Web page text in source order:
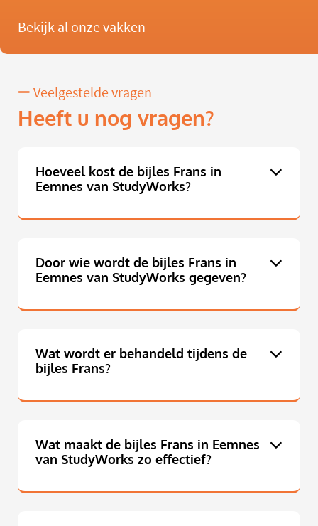
Bekijk al onze vakken
Veelgestelde vragen
Heeft u nog vragen?
Hoeveel kost de bijles Frans in
Eemnes van StudyWorks?
Door wie wordt de bijles Frans in
Eemnes van StudyWorks gegeven?
Wat wordt er behandeld tijdens de
bijles Frans?
Wat maakt de bijles Frans in Eemnes
van StudyWorks zo effectief?